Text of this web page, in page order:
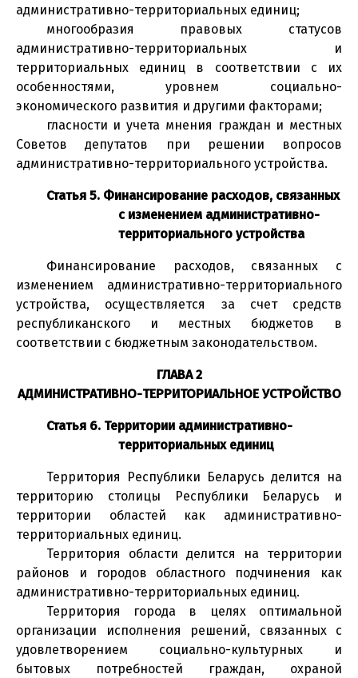
административно-территориальных единиц;
многообразия правовых статусов
административно-территориальных и
территориальных единиц в соответствии с их
особенностями, уровнем социально-
экономического развития и другими факторами;
гласности и учета мнения граждан и местных
Советов депутатов при решении вопросов
административно-территориального устройства.
Статья 5. Финансирование расходов, связанных
с изменением административно-
территориального устройства
Финансирование расходов, связанных с
изменением административно-территориального
устройства, осуществляется за счет средств
республиканского и местных бюджетов в
соответствии с бюджетным законодательством.
ГЛАВА 2
АДМИНИСТРАТИВНО-ТЕРРИТОРИАЛЬНОЕ УСТРОЙСТВО
Статья 6. Территории административно-
территориальных единиц
Территория Республики Беларусь делится на
территорию столицы Республики Беларусь и
территории областей как административно-
территориальных единиц.
Территория области делится на территории
районов и городов областного подчинения как
административно-территориальных единиц.
Территория города в целях оптимальной
организации исполнения решений, связанных с
удовлетворением социально-культурных и
бытовых потребностей граждан, охраной